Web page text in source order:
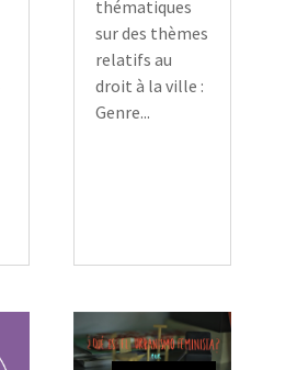
thématiques
sur des thèmes
relatifs au
droit à la ville :
Genre...